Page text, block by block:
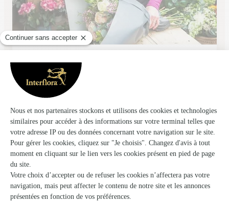
Le Jardin des Fleurs
Selestat
★★
4.7 (127)
49, route de Strasbourg
Voir la boutique